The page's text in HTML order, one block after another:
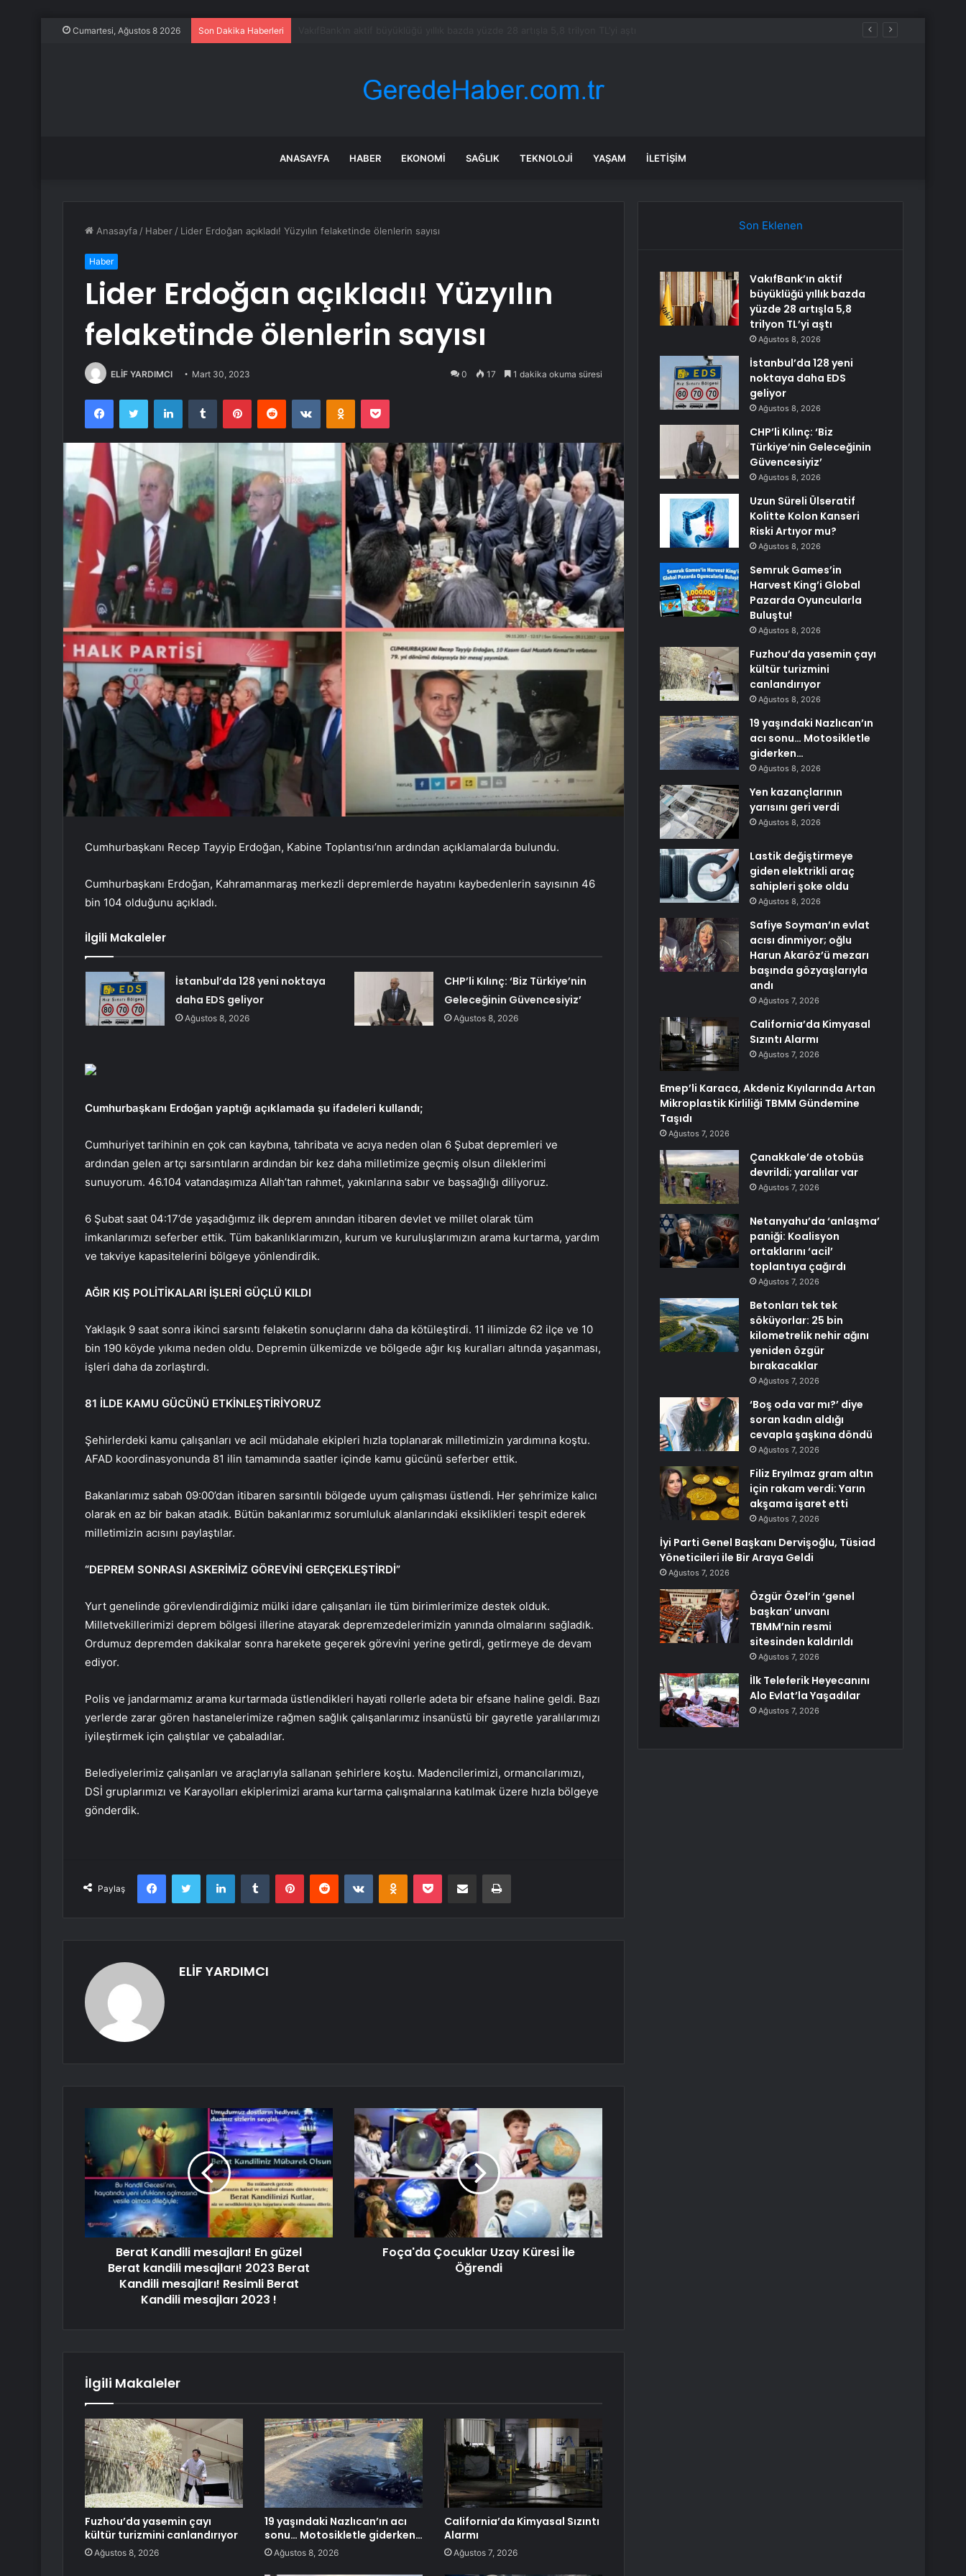
Cumartesi, Ağustos 8 2026 Son Dakika Haberleri
ANASAYFA HABER EKONOMI SAĞLIK TEKNOLOJI YAŞAM İLETIŞIM
Anasayfa / Haber / Lider Erdoğan açıkladı! Yüzyılın felaketinde ölenlerin sayısı
Haber
Lider Erdoğan açıkladı! Yüzyılın
felaketinde ölenlerin sayısı
ELİF YARDIMCI Mart 30, 2023 0 17 1 dakika okuma süresi
FacebookTwitter LinkedInTumblr PinterestReddit VKontakteOdnoklassniki
Pocket
Cumhurbaşkanı Recep Tayyip Erdoğan, Kabine Toplantısı’nın ardından açıklamalarda bulundu.
Cumhurbaşkanı Erdoğan, Kahramanmaraş merkezli depremlerde hayatını kaybedenlerin sayısının 46
bin 104 olduğunu açıkladı.
İlgili Makaleler
İstanbul’da 128 yeni noktaya
daha EDS geliyor
Ağustos 8, 2026
CHP’li Kılınç: ‘Biz Türkiye’nin
Geleceğinin Güvencesiyiz’
Ağustos 8, 2026
Cumhurbaşkanı Erdoğan yaptığı açıklamada şu ifadeleri kullandı;
Cumhuriyet tarihinin en çok can kaybına, tahribata ve acıya neden olan 6 Şubat depremleri ve
ardından gelen artçı sarsıntıların ardından bir kez daha milletimize geçmiş olsun dileklerimi
sunuyorum. 46.104 vatandaşımıza Allah’tan rahmet, yakınlarına sabır ve başsağlığı diliyoruz.
6 Şubat saat 04:17’de yaşadığımız ilk deprem anından itibaren devlet ve millet olarak tüm
imkanlarımızı seferber ettik. Tüm bakanlıklarımızın, kurum ve kuruluşlarımızın arama kurtarma, yardım
ve takviye kapasitelerini bölgeye yönlendirdik.
AĞIR KIŞ POLİTİKALARI İŞLERİ GÜÇLÜ KILDI
Yaklaşık 9 saat sonra ikinci sarsıntı felaketin sonuçlarını daha da kötüleştirdi. 11 ilimizde 62 ilçe ve 10
bin 190 köyde yıkıma neden oldu. Depremin ülkemizde ve bölgede ağır kış kuralları altında yaşanması,
işleri daha da zorlaştırdı.
81 İLDE KAMU GÜCÜNÜ ETKİNLEŞTİRİYORUZ
Şehirlerdeki kamu çalışanları ve acil müdahale ekipleri hızla toplanarak milletimizin yardımına koştu.
AFAD koordinasyonunda 81 ilin tamamında saatler içinde kamu gücünü seferber ettik.
Bakanlarımız sabah 09:00’dan itibaren sarsıntılı bölgede uyum çalışması üstlendi. Her şehrimize kalıcı
olarak en az bir bakan atadık. Bütün bakanlarımız sorumluluk alanlarındaki eksiklikleri tespit ederek
milletimizin acısını paylaştılar.
“DEPREM SONRASI ASKERİMİZ GÖREVİNİ GERÇEKLEŞTİRDİ”
Yurt genelinde görevlendirdiğimiz mülki idare çalışanları ile tüm birimlerimize destek olduk.
Milletvekillerimizi deprem bölgesi illerine atayarak depremzedelerimizin yanında olmalarını sağladık.
Ordumuz depremden dakikalar sonra harekete geçerek görevini yerine getirdi, getirmeye de devam
ediyor.
Polis ve jandarmamız arama kurtarmada üstlendikleri hayati rollerle adeta bir efsane haline geldi. Bazı
yerlerde zarar gören hastanelerimize rağmen sağlık çalışanlarımız insanüstü bir gayretle yaralılarımızı
iyileştirmek için çalıştılar ve çabaladılar.
Belediyelerimiz çalışanları ve araçlarıyla sallanan şehirlere koştu. Madencilerimizi, ormancılarımızı,
DSİ gruplarımızı ve Karayolları ekiplerimizi arama kurtarma çalışmalarına katılmak üzere hızla bölgeye
gönderdik.
Paylaş
FacebookTwitter LinkedInTumblr PinterestReddit VKontakteOdnoklassniki
Pocket E-Posta ile paylaş Yazdır
ELİF YARDIMCI
Berat Kandili mesajları! En güzel
Berat kandili mesajları! 2023 Berat
Kandili mesajları! Resimli Berat
Kandili mesajları 2023 !
Foça'da Çocuklar Uzay Küresi İle
Öğrendi
İlgili Makaleler
Fuzhou’da yasemin çayı
kültür turizmini canlandırıyor
Ağustos 8, 2026
19 yaşındaki Nazlıcan’ın acı
sonu… Motosikletle giderken…
Ağustos 8, 2026
California’da Kimyasal Sızıntı
Alarmı
Ağustos 7, 2026
Son Eklenen
VakıfBank’ın aktif
büyüklüğü yıllık bazda
yüzde 28 artışla 5,8
trilyon TL’yi aştı
Ağustos 8, 2026
İstanbul’da 128 yeni
noktaya daha EDS
geliyor
Ağustos 8, 2026
CHP’li Kılınç: ‘Biz
Türkiye’nin Geleceğinin
Güvencesiyiz’
Ağustos 8, 2026
Uzun Süreli Ülseratif
Kolitte Kolon Kanseri
Riski Artıyor mu?
Ağustos 8, 2026
Semruk Games’in
Harvest King’i Global
Pazarda Oyuncularla
Buluştu!
Ağustos 8, 2026
Fuzhou’da yasemin çayı
kültür turizmini
canlandırıyor
Ağustos 8, 2026
19 yaşındaki Nazlıcan’ın
acı sonu… Motosikletle
giderken…
Ağustos 8, 2026
Yen kazançlarının
yarısını geri verdi
Ağustos 8, 2026
Lastik değiştirmeye
giden elektrikli araç
sahipleri şoke oldu
Ağustos 8, 2026
Safiye Soyman’ın evlat
acısı dinmiyor; oğlu
Harun Akaröz’ü mezarı
başında gözyaşlarıyla
andı
Ağustos 7, 2026
California’da Kimyasal
Sızıntı Alarmı
Ağustos 7, 2026
Emep’li Karaca, Akdeniz Kıyılarında Artan
Mikroplastik Kirliliği TBMM Gündemine
Taşıdı
Ağustos 7, 2026
Çanakkale’de otobüs
devrildi; yaralılar var
Ağustos 7, 2026
Netanyahu’da ‘anlaşma’
paniği: Koalisyon
ortaklarını ‘acil’
toplantıya çağırdı
Ağustos 7, 2026
Betonları tek tek
söküyorlar: 25 bin
kilometrelik nehir ağını
yeniden özgür
bırakacaklar
Ağustos 7, 2026
‘Boş oda var mı?’ diye
soran kadın aldığı
cevapla şaşkına döndü
Ağustos 7, 2026
Filiz Eryılmaz gram altın
için rakam verdi: Yarın
akşama işaret etti
Ağustos 7, 2026
İyi Parti Genel Başkanı Dervişoğlu, Tüsiad
Yöneticileri ile Bir Araya Geldi
Ağustos 7, 2026
Özgür Özel’in ‘genel
başkan’ unvanı
TBMM’nin resmi
sitesinden kaldırıldı
Ağustos 7, 2026
İlk Teleferik Heyecanını
Alo Evlat’la Yaşadılar
Ağustos 7, 2026